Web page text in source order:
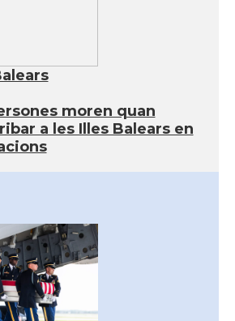
moren quan
a les Illes Balears en